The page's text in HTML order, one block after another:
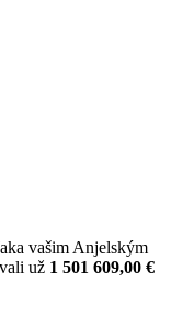
vašim Anjelským
už 1 501 609,00 €